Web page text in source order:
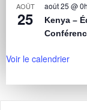
AOÛT
25
août 25 @
Kenya –
Voir le calendrier